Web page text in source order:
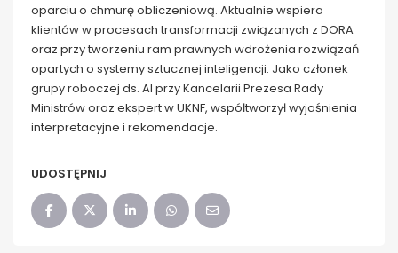
oparciu o chmurę obliczeniową. Aktualnie wspiera
klientów w procesach transformacji związanych z DORA
oraz przy tworzeniu ram prawnych wdrożenia rozwiązań
opartych o systemy sztucznej inteligencji. Jako członek
grupy roboczej ds. AI przy Kancelarii Prezesa Rady
Ministrów oraz ekspert w UKNF, współtworzył wyjaśnienia
interpretacyjne i rekomendacje.
UDOSTĘPNIJ